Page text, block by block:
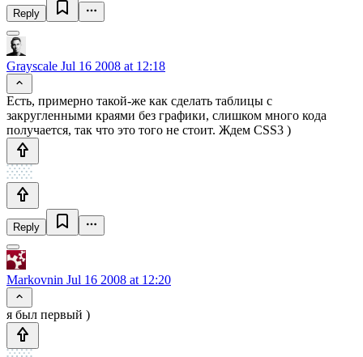
Reply
Grayscale Jul 16 2008 at 12:18
Есть, примерно такой-же как сделать таблицы с
закругленными краями без графики, слишком много кода
получается, так что это того не стоит. Ждем CSS3 )
Reply
Markovnin Jul 16 2008 at 12:20
я был первый )